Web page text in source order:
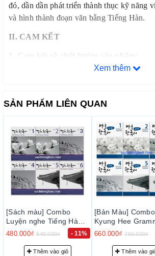
đó, dần dần phát triển thành thục kỹ năng
và hình thành đoạn văn bằng Tiếng Hàn.
II. CAM KẾT
1. Cam kết về chất lượng sản phẩm:
thị trường hiện nay, đảm bảo đúng chất
– Bảo đảm mỗi quyển sách trước khi xuất
thực hiện kiểm tra kỹ lưỡng để loại trừ sự
trong thời gian sớm nhất, nhằm đạt tiêu
với độ tin cậy cao, thoả mãn nhu cầu của
– Luôn luôn lắng nghe, luôn luôn cải tiến
sản phẩm và dịch vụ ngày càng tốt hơn.
2. Cam kết về phục vụ trước bán hàng:
Đội ngũ tư vấn viên của chúng tôi sẽ tư
bán hàng cho quý khách những sự lựa
Xem thêm
SẢN PHẨM LIÊN QUAN
[Bản Màu] Combo New
Kyung Hee Grammar 1-
6 - 바로 한국어 문법 1-6
660.000₫ 760.000₫ - 13%
Thêm vào giỏ
[Bản Màu]
Kyung Hee
6 - 바로 한국어
480.000₫ 540.000₫
Thêm vào